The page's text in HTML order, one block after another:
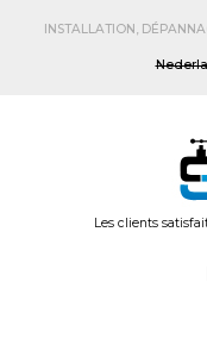
INSTALLATION,
Les clients